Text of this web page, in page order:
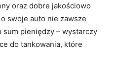
oraz dobre jakościowo
swoje auto nie zawsze
sum pieniędzy – wystarczy
do tankowania, które